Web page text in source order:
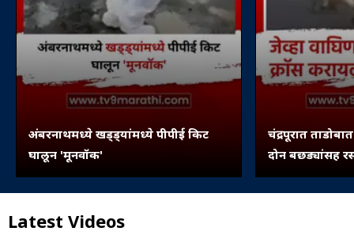
अंबरनाथमध्ये खड्ड्यांमध्ये पीपीई किट
घालून 'मूनवॉक'
चंद्रपूरात
दोन बछड्यांसह
Latest Videos